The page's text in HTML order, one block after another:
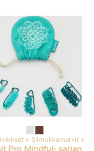
‪» Silmukkamerkit ‪»
Pro Mindful- sarjan